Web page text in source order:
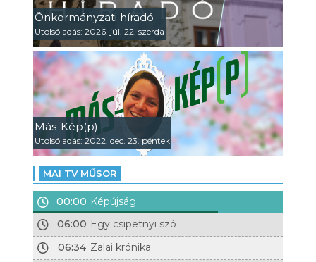
Önkormányzati híradó
Utolsó adás: 2026. júl. 22. szerda
Más-Kép(p)
Utolsó adás: 2022. dec. 23. péntek
MAI TV MŰSOR
00:00 Képújság
06:00 Egy csipetnyi szó
06:34 Zalai krónika